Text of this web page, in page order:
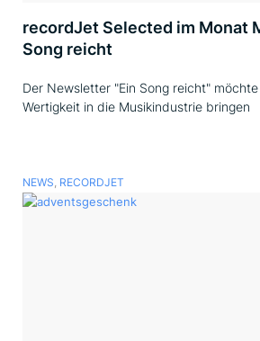
recordJet Selected im Monat
Song reicht
Der Newsletter "Ein Song reicht"
Wertigkeit in die Musikindustrie bringen
NEWS, RECORDJET